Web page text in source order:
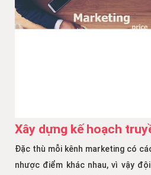
Xây dựng kế hoạch
Đặc thù mỗi kênh marketing có
nhược điểm khác nhau, vì vậy